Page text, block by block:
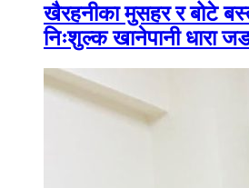
खैरहनीका मुसहर र बोटे
निःशुल्क खानेपानी धारा